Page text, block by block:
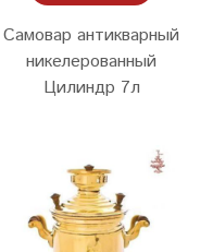
Самовар антикварный
никелерованный
Цилиндр 7л